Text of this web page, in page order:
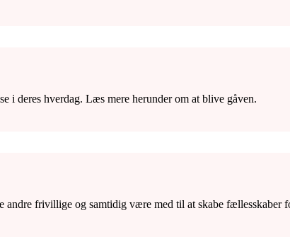
i deres hverdag. Læs mere herunder om at blive gåven.
frivillige og samtidig være med til at skabe fællesskaber